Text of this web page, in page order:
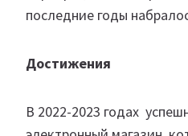
последние годы
Достижения
В 2022-2023 годах